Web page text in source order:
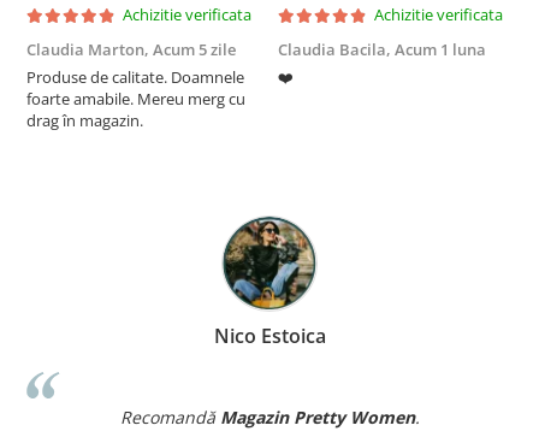
Achizitie verificata
Claudia Marton, Acum 5 zile
Produse de calitate. Doamnele
foarte amabile. Mereu merg cu
drag în magazin.
Achizitie verificata
Claudia Bacila, Acum 1 luna
❤️
Nico Estoica
Recomandă Magazin Pretty Women.